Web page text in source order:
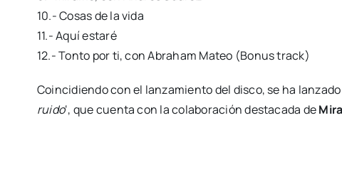
10.- Cosas de la vida
11.- Aquí estaré
12.- Tonto por ti, con Abraham Mateo (Bonus track)
Coincidiendo con el lanzamiento del disco, se ha
ruido‘, que cuenta con la colaboración destacada de